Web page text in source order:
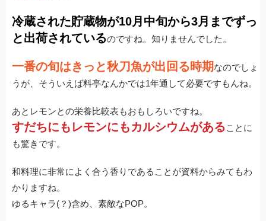
冷蔵された貯蔵物が10月中旬から3月までずっ
と出荷されているのですね。知りませんでした。
一番の旬はきっと秋刀魚が出回る時期 なのでしょ
うが、そういえば料亭なんかでは1年通して必要ですもんね。
あとレモンとの栄養比較表もおもしろいですね。
すだちにもレモンにもカルシウムがあることに
も驚きです。
和料理に非常によく合う香りであることが資料からみてもわ
かりますね。
ゆるキャラ(？)含め、素敵なPOP。